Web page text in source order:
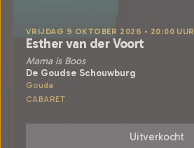
VRIJDAG 9 OKTOBER 2026 • 20:00 UUR
Esther van der Voort
Mama is Boos
De Goudse Schouwburg
Gouda
CABARET
Uitverkocht